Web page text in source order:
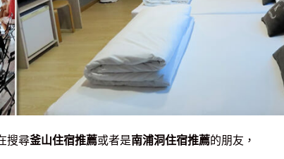
搜尋釜山住宿推薦或者是南浦洞住宿推薦的朋友，